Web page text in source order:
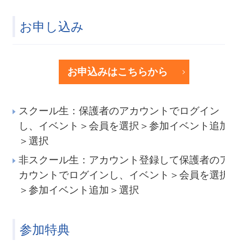
お申し込み
お申込みはこちらから
スクール生：保護者のアカウントでログイン
し、イベント＞会員を選択＞参加イベント追
＞選択
非スクール生：アカウント登録して保護者の
カウントでログインし、イベント＞会員を選
＞参加イベント追加＞選択
参加特典